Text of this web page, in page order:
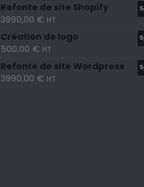
Refonte de site Shopify
3990,00 € HT
Création de logo
500,00 € HT
Refonte de site Wordpress
3990,00 € HT